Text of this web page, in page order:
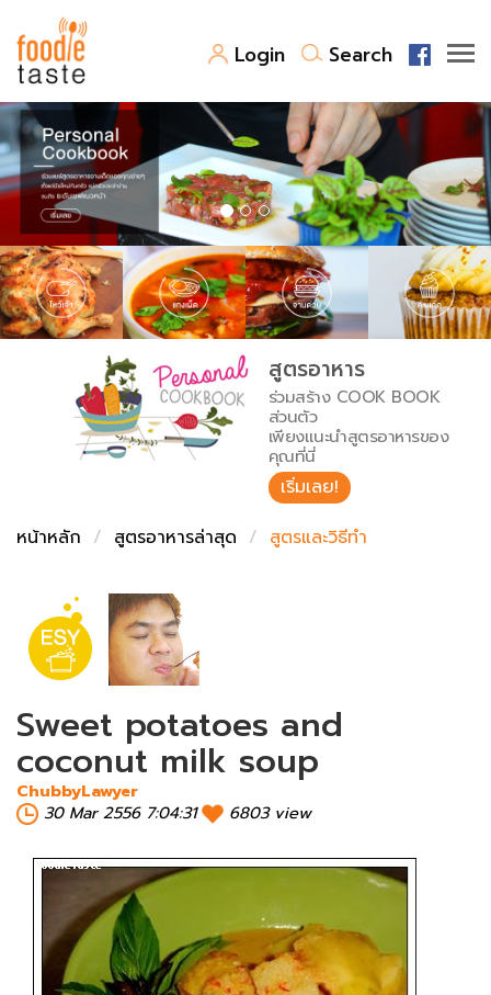
Login Search
สูตรอาหาร
สูตรอาหารล่าสุด
Top Foodie
พาไปชิม
สารพันก้นครัว
เคล็ดลับน่ารู้
เปรียบเทียบหน่วยการตวง
เปรียบเทียบอุณหภูมิ
เปรียบเทียบน้ำหนักวัตถุดิบ
FoodPedia
สร้าง Cookbook
สูตรอาหาร
ร่วมสร้าง COOK BOOK
ส่วนตัว
เพียงแนะนำสูตรอาหารของ
คุณที่นี่
เริ่มเลย!
หน้าหลัก
สูตรอาหารล่าสุด สูตรและวิธีทำ
Sweet potatoes and
coconut milk soup
ChubbyLawyer
30 Mar 2556 7:04:31
6803 view